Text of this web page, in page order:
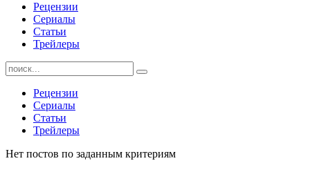
Рецензии
Сериалы
Статьи
Трейлеры
Найти:
Рецензии
Сериалы
Статьи
Трейлеры
Нет постов по заданным критериям